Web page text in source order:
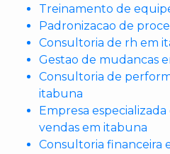
Treinamento de
Padronizacao de
Consultoria de rh em
Gestao de mudancas
Consultoria de
itabuna
Empresa
vendas em itabuna
Consultoria financeira